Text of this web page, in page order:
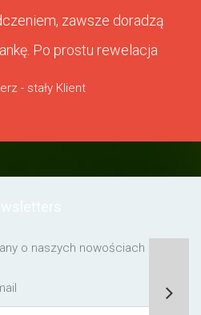
zawsze doradzą
Po prostu rewelacja
- stały Klient
o naszych nowościach lub o